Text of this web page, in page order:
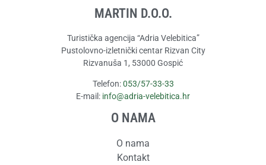
MARTIN D.O.O.
Turistička agencija “Adria Velebitica”
Pustolovno-izletnički centar Rizvan City
Rizvanuša 1, 53000 Gospić
Telefon:053/57-33-33
E-mail: info@adria-velebitica.hr
O NAMA
O nama
Kontakt